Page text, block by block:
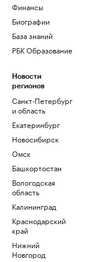
Финансы
Биографии
База знаний
РБК Образование
Новости
регионов
Санкт-Петербург
и область
Екатеринбург
Новосибирск
Омск
Башкортостан
Вологодская
область
Калининград
Краснодарский
край
Нижний
Новгород